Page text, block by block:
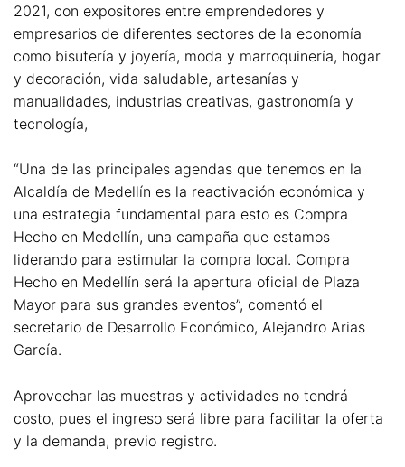
2021, con expositores entre emprendedores y
empresarios de diferentes sectores de la economía
como bisutería y joyería, moda y marroquinería, hogar
y decoración, vida saludable, artesanías y
manualidades, industrias creativas, gastronomía y
tecnología,
“Una de las principales agendas que tenemos en la
Alcaldía de Medellín es la reactivación económica y
una estrategia fundamental para esto es Compra
Hecho en Medellín, una campaña que estamos
liderando para estimular la compra local. Compra
Hecho en Medellín será la apertura oficial de Plaza
Mayor para sus grandes eventos”, comentó el
secretario de Desarrollo Económico, Alejandro Arias
García.
Aprovechar las muestras y actividades no tendrá
costo, pues el ingreso será libre para facilitar la oferta
y la demanda, previo registro.